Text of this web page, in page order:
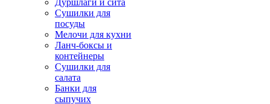
Дуршлаги и сита
Сушилки для
посуды
Мелочи для кухни
Ланч-боксы и
контейнеры
Сушилки для
салата
Банки для
сыпучих